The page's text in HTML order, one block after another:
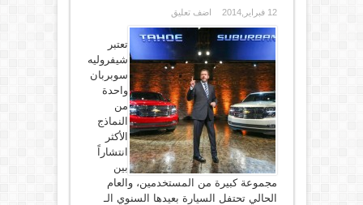
12 فبراير,2014 اضف تعليق
تعتبر
شيفروليه
سوبربان
واحدة
من
النماذج
الأكثر
انتشاراً
بين
مجموعة كبيرة من المستخدمين، والعام
الحالي تحتفل السيارة بعيدها السنوي الـ